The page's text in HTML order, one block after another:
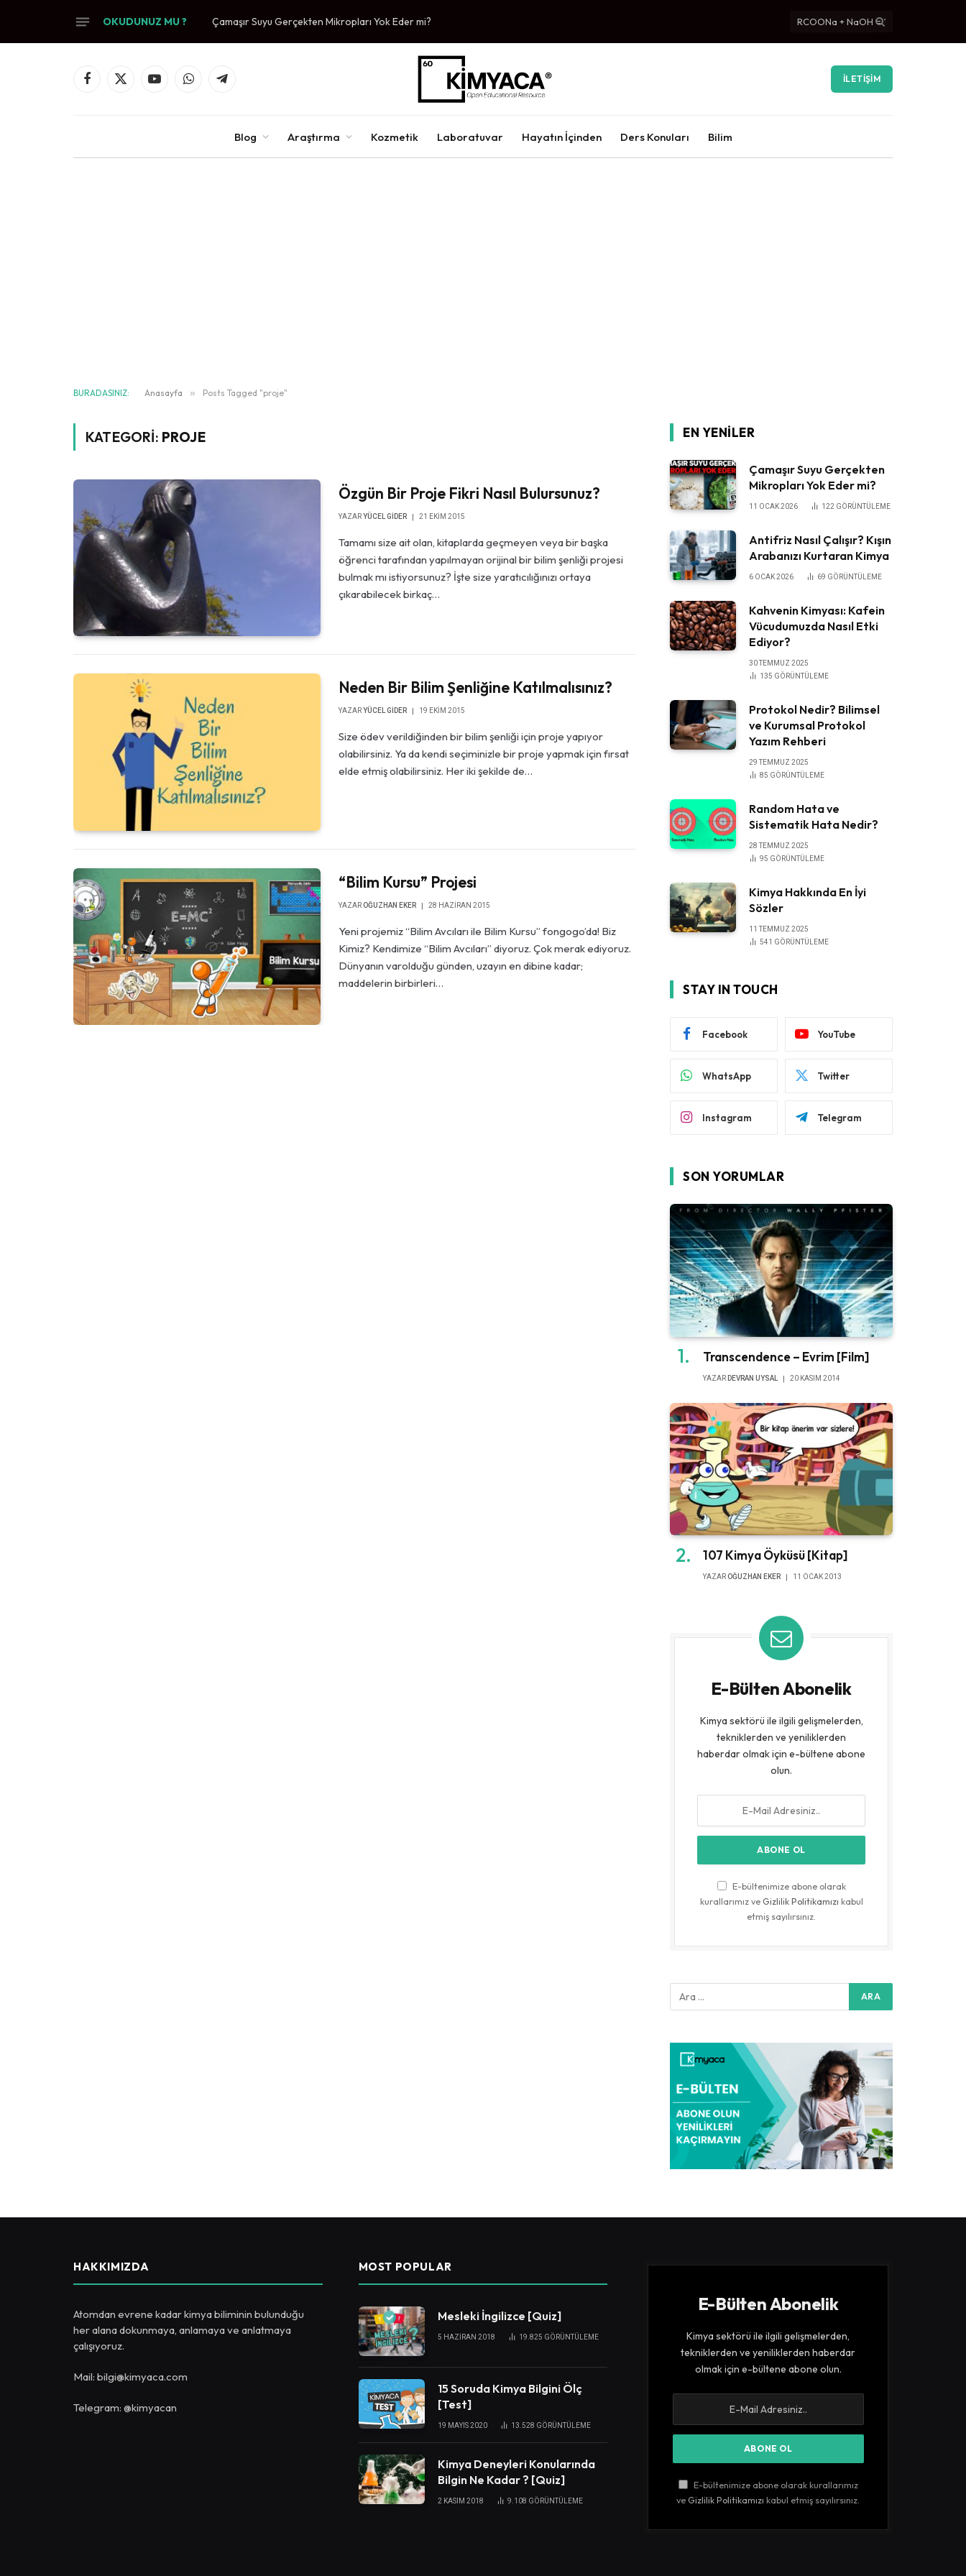
OKUDUNUZ MU ? Çamaşır Suyu Gerçekten Mikropları Yok Eder mi?
Facebook
X
YouTubeWhatsAppTelegram İLETIŞIM
Blog Araştırma Kozmetik Laboratuvar Hayatın İçinden Ders Konuları Bilim
BURADASINIZ: Anasayfa » Posts Tagged "proje"
KATEGORI: PROJE
Özgün Bir Proje Fikri Nasıl Bulursunuz?
YAZARYÜCEL GIDER 21 EKIM 2015
Tamamı size ait olan, kitaplarda geçmeyen veya bir başka
öğrenci tarafından yapılmayan orijinal bir bilim şenliği projesi
bulmak mı istiyorsunuz? İşte size yaratıcılığınızı ortaya
çıkarabilecek birkaç…
Neden Bir Bilim Şenliğine Katılmalısınız?
YAZAR YÜCEL GIDER 19 EKIM 2015
Size ödev verildiğinden bir bilim şenliği için proje yapıyor
olabilirsiniz. Ya da kendi seçiminizle bir proje yapmak için fırsat
elde etmiş olabilirsiniz. Her iki şekilde de…
“Bilim Kursu” Projesi
YAZAR OĞUZHAN EKER 28 HAZIRAN 2015
Yeni projemiz “Bilim Avcıları ile Bilim Kursu” fongogo’da! Biz
Kimiz? Kendimize “Bilim Avcıları” diyoruz. Çok merak ediyoruz.
Dünyanın varolduğu günden, uzayın en dibine kadar;
maddelerin birbirleri…
EN YENILER
Çamaşır Suyu Gerçekten
Mikropları Yok Eder mi?
11 OCAK 2026 122 GÖRÜNTÜLEME
Antifriz Nasıl Çalışır? Kışın
Arabanızı Kurtaran Kimya
6 OCAK 2026 69 GÖRÜNTÜLEME
Kahvenin Kimyası: Kafein
Vücudumuzda Nasıl Etki
Ediyor?
30 TEMMUZ 2025
135 GÖRÜNTÜLEME
Protokol Nedir? Bilimsel
ve Kurumsal Protokol
Yazım Rehberi
29 TEMMUZ 2025
85 GÖRÜNTÜLEME
Random Hata ve
Sistematik Hata Nedir?
28 TEMMUZ 2025
95 GÖRÜNTÜLEME
Kimya Hakkında En İyi
Sözler
11 TEMMUZ 2025
541 GÖRÜNTÜLEME
STAY IN TOUCH
Facebook YouTube
WhatsApp Twitter
Instagram Telegram
SON YORUMLAR
Transcendence – Evrim [Film]
YAZAR DEVRAN UYSAL 20 KASIM 2014
107 Kimya Öyküsü [Kitap]
YAZAR OĞUZHAN EKER 11 OCAK 2013
E-Bülten Abonelik
Kimya sektörü ile ilgili gelişmelerden,
tekniklerden ve yeniliklerden
haberdar olmak için e-bültene abone
olun.
E-bültenimize abone olarak
kurallarımız veGizlilik Politikamızı kabul
etmiş sayılırsınız.
HAKKIMIZDA
Atomdan evrene kadar kimya biliminin bulunduğu
her alana dokunmaya, anlamaya ve anlatmaya
çalışıyoruz.
Mail: bilgi@kimyaca.com
Telegram: @kimyacan
MOST POPULAR
Mesleki İngilizce [Quiz]
5 HAZIRAN 2018 19.825 GÖRÜNTÜLEME
15 Soruda Kimya Bilgini Ölç
[Test]
19 MAYIS 2020 13.528 GÖRÜNTÜLEME
Kimya Deneyleri Konularında
Bilgin Ne Kadar ? [Quiz]
2 KASIM 2018 9.108 GÖRÜNTÜLEME
E-Bülten Abonelik
Kimya sektörü ile ilgili gelişmelerden,
tekniklerden ve yeniliklerden haberdar
olmak için e-bültene abone olun.
E-bültenimize abone olarak kurallarımız
veGizlilik Politikamızı kabul etmiş sayılırsınız.